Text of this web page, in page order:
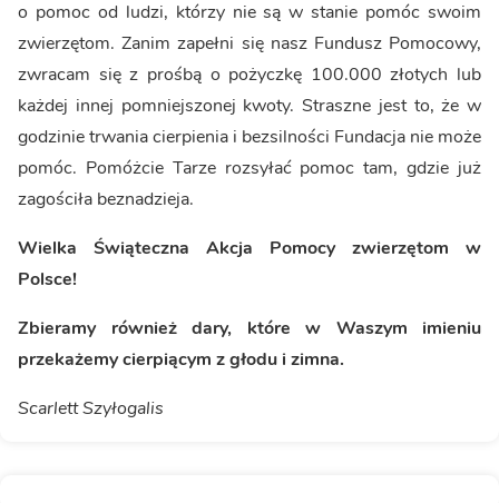
o pomoc od ludzi, którzy nie są w stanie pomóc swoim
zwierzętom. Zanim zapełni się nasz Fundusz Pomocowy,
zwracam się z prośbą o pożyczkę 100.000 złotych lub
każdej innej pomniejszonej kwoty. Straszne jest to, że w
godzinie trwania cierpienia i bezsilności Fundacja nie może
pomóc. Pomóżcie Tarze rozsyłać pomoc tam, gdzie już
zagościła beznadzieja.
Wielka Świąteczna Akcja Pomocy zwierzętom w
Polsce!
Zbieramy również dary, które w Waszym imieniu
przekażemy cierpiącym z głodu i zimna.
Scarlett Szyłogalis